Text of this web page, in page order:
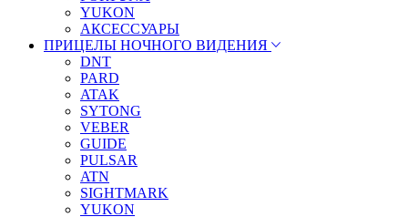
YUKON
АКСЕССУАРЫ
ПРИЦЕЛЫ НОЧНОГО ВИДЕНИЯ
DNT
PARD
ATAK
SYTONG
VEBER
GUIDE
PULSAR
ATN
SIGHTMARK
YUKON